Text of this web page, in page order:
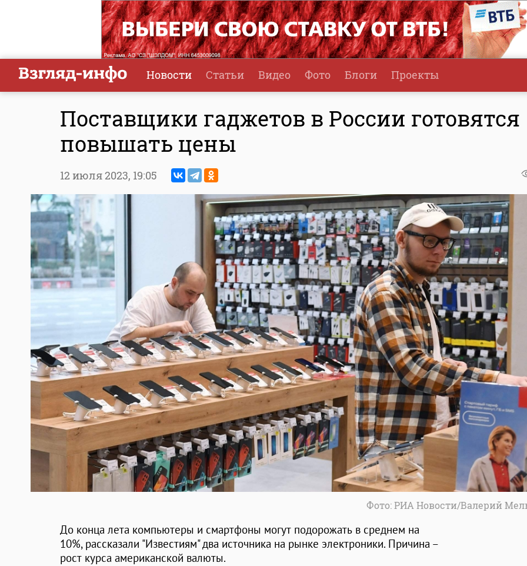
Новости Статьи Видео Фото Блоги Проекты
Поставщики гаджетов в России готовятся
повышать цены
12 июля 2023, 19:05
Фото: РИА Новости/Валерий
До конца лета компьютеры и смартфоны могут подорожать в среднем на
10%, рассказали "Известиям" два источника на рынке электроники. Причина –
рост курса американской валюты.